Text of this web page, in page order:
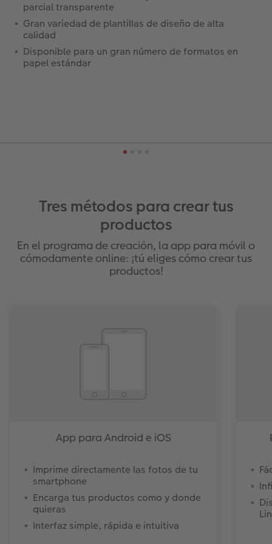
parcial transparente
Gran variedad de plantillas de diseño de alta
calidad
Disponible para un gran número de formatos en
papel estándar
Tres métodos para crear tus
productos
En el programa de creación, la app para móvil o
cómodamente online: ¡tú eliges cómo crear tus
productos!
App para Android e iOS
Imprime directamente las fotos de tu
smartphone
Encarga tus productos como y donde
quieras
Interfaz simple, rápida e intuitiva